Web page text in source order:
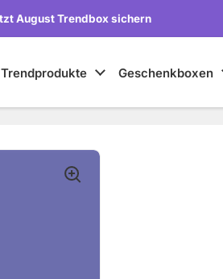
Trendprodukte Geschenkboxen